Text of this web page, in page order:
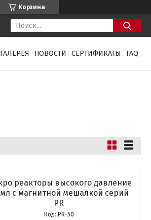
Корзина
ГАЛЕРЕЯ НОВОСТИ СЕРТИФИКАТЫ FAQ
реакторы высокого давление
с магнитной мешалкой серий
PR
PR-50